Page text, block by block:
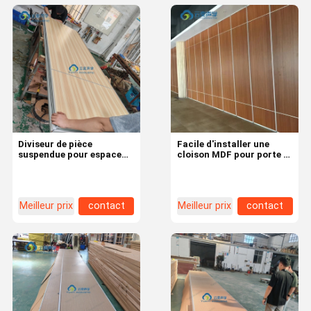
Facile d'installer une
cloison MDF pour porte à
Meilleur prix contact
Diviseur de pièce
suspendue pour espace
Meilleur prix contact